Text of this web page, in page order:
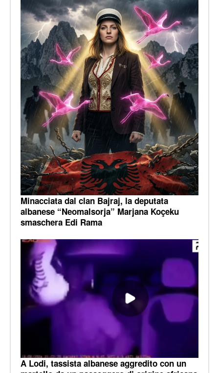
Minacciata dal clan Bajraj, la deputata
albanese “Neomalsorja” Marjana Koçeku
smaschera Edi Rama
A Lodi, tassista albanese aggredito con un